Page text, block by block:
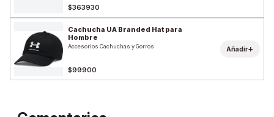
$363930
Cachucha UA Branded Hat para
Hombre
Accesorios Cachuchas y Gorros
$99900
Añadir+